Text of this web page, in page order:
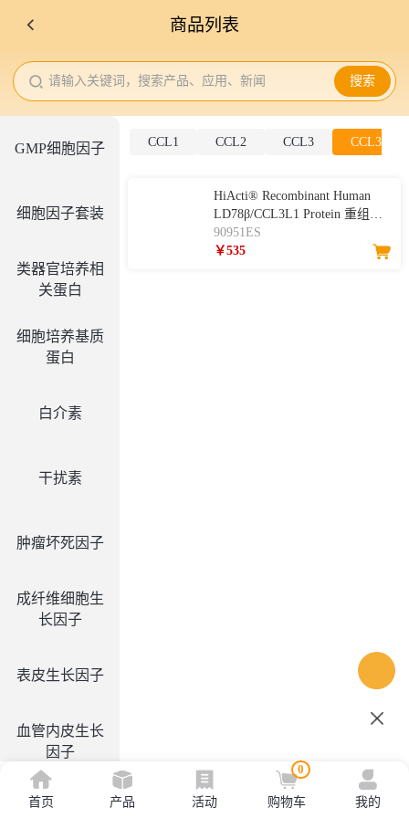
商品列表
请输入关键词，搜索产品、应用、新闻 搜索
GMP细胞因子
细胞因子套装
类器官培养相
关蛋白
细胞培养基质
蛋白
白介素
干扰素
肿瘤坏死因子
成纤维细胞生
长因子
表皮生长因子
血管内皮生长
因子
集落刺激因子
CCL1 CCL2 CCL3 CCL3L1
HiActi® Recombinant Human
LD78β/CCL3L1 Protein 重组人
LD78β/CCL3L1
90951ES
￥535
首页 产品 活动
0
购物车 我的